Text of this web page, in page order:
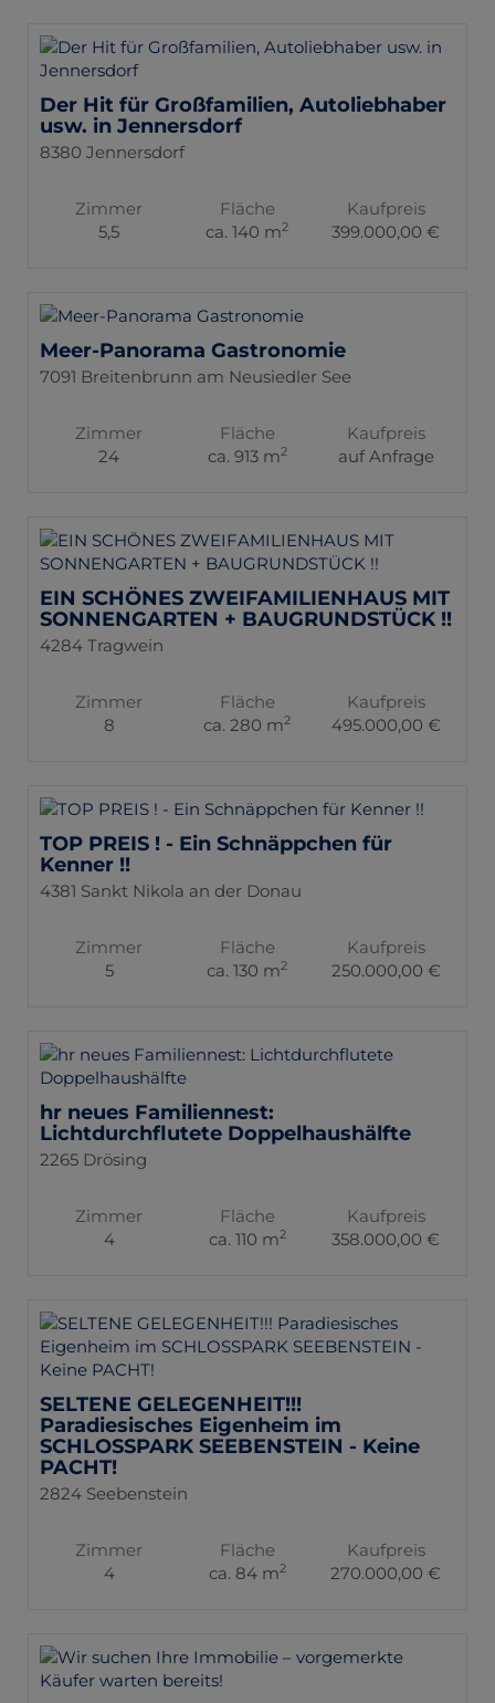
Der Hit für Großfamilien, Autoliebhaber
usw. in Jennersdorf
8380 Jennersdorf
Zimmer
5,5
Fläche
ca. 140 m2
Kaufpreis
399.000,00 €
Meer-Panorama Gastronomie
7091 Breitenbrunn am Neusiedler See
Zimmer
24
Fläche
ca. 913 m2
Kaufpreis
auf Anfrage
EIN SCHÖNES ZWEIFAMILIENHAUS MIT
SONNENGARTEN + BAUGRUNDSTÜCK !!
4284 Tragwein
Zimmer
8
Fläche
ca. 280 m2
Kaufpreis
495.000,00 €
TOP PREIS ! - Ein Schnäppchen für
Kenner !!
4381 Sankt Nikola an der Donau
Zimmer
5
Fläche
ca. 130 m2
Kaufpreis
250.000,00 €
hr neues Familiennest:
Lichtdurchflutete Doppelhaushälfte
2265 Drösing
Zimmer
4
Fläche
ca. 110 m2
Kaufpreis
358.000,00 €
SELTENE GELEGENHEIT!!!
Paradiesisches Eigenheim im
SCHLOSSPARK SEEBENSTEIN - Keine
PACHT!
2824 Seebenstein
Zimmer
4
Fläche
ca. 84 m2
Kaufpreis
270.000,00 €